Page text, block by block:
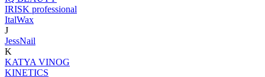
IRISK professional
ItalWax
J
JessNail
K
KATYA VINOG
KINETICS